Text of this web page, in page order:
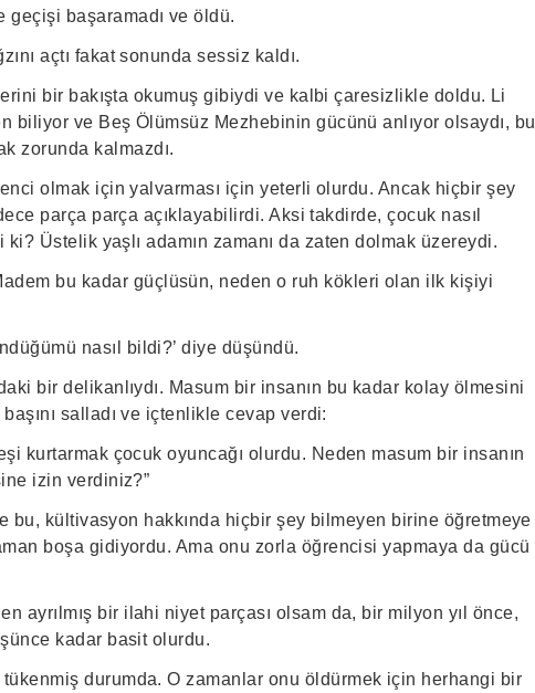
geçişi başaramadı ve öldü.
açtı fakat sonunda sessiz kaldı.
bir bakışta okumuş gibiydi ve kalbi çaresizlikle doldu. Li
biliyor ve Beş Ölümsüz Mezhebinin gücünü anlıyor olsaydı, bu
zorunda kalmazdı.
olmak için yalvarması için yeterli olurdu. Ancak hiçbir şey
parça parça açıklayabilirdi. Aksi takdirde, çocuk nasıl
Üstelik yaşlı adamın zamanı da zaten dolmak üzereydi.
bu kadar güçlüsün, neden o ruh kökleri olan ilk kişiyi
nasıl bildi?’ diye düşündü.
bir delikanlıydı. Masum bir insanın bu kadar kolay ölmesini
salladı ve içtenlikle cevap verdi:
kurtarmak çocuk oyuncağı olurdu. Neden masum bir insanın
izin verdiniz?”
bu, kültivasyon hakkında hiçbir şey bilmeyen birine öğretmeye
boşa gidiyordu. Ama onu zorla öğrencisi yapmaya da gücü
ayrılmış bir ilahi niyet parçası olsam da, bir milyon yıl önce,
kadar basit olurdu.
durumda. O zamanlar onu öldürmek için herhangi bir